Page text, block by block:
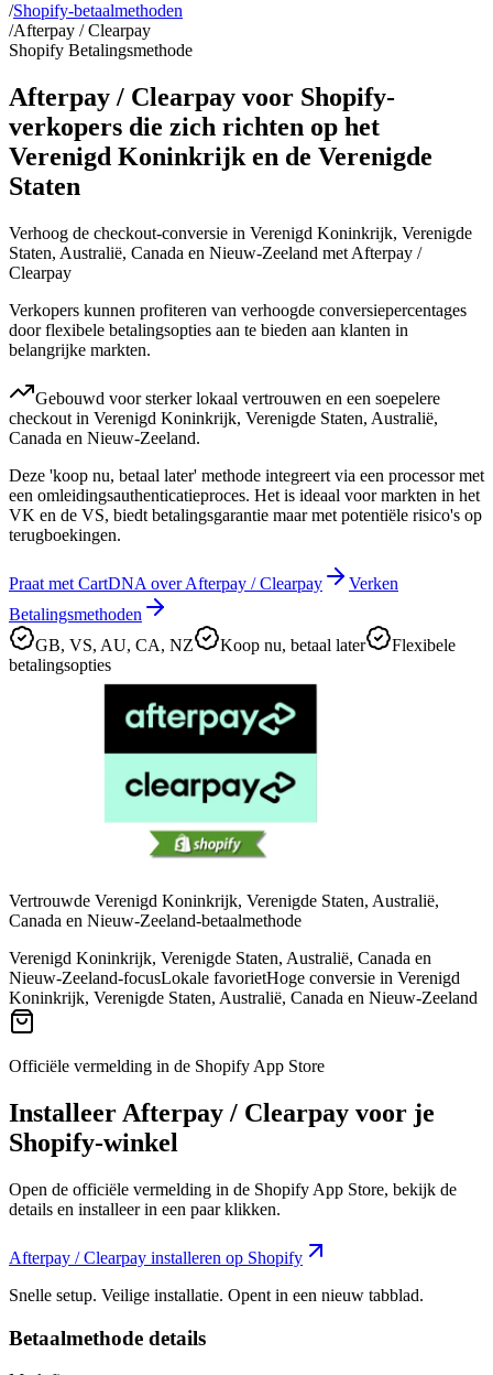
/Shopify-betaalmethoden
/Afterpay / Clearpay
Shopify Betalingsmethode
Afterpay / Clearpay voor Shopify-
verkopers die zich richten op het
Verenigd Koninkrijk en de Verenigde
Staten
Verhoog de checkout-conversie in Verenigd Koninkrijk, Verenigde
Staten, Australië, Canada en Nieuw-Zeeland met Afterpay /
Clearpay
Verkopers kunnen profiteren van verhoogde conversiepercentages
door flexibele betalingsopties aan te bieden aan klanten in
belangrijke markten.
Gebouwd voor sterker lokaal vertrouwen en een soepelere
checkout in Verenigd Koninkrijk, Verenigde Staten, Australië,
Canada en Nieuw-Zeeland.
Deze 'koop nu, betaal later' methode integreert via een processor met
een omleidingsauthenticatieproces. Het is ideaal voor markten in het
VK en de VS, biedt betalingsgarantie maar met potentiële risico's op
terugboekingen.
Praat met CartDNA over Afterpay / Clearpay
Verken
Betalingsmethoden
GB, VS, AU, CA, NZ
Koop nu, betaal later
Flexibele
betalingsopties
Vertrouwde Verenigd Koninkrijk, Verenigde Staten, Australië,
Canada en Nieuw-Zeeland-betaalmethode
Verenigd Koninkrijk, Verenigde Staten, Australië, Canada en
Nieuw-Zeeland-focusLokale favorietHoge conversie in Verenigd
Koninkrijk, Verenigde Staten, Australië, Canada en Nieuw-Zeeland
Officiële vermelding in de Shopify App Store
Installeer Afterpay / Clearpay voor je
Shopify-winkel
Open de officiële vermelding in de Shopify App Store, bekijk de
details en installeer in een paar klikken.
Afterpay / Clearpay installeren op Shopify
Snelle setup. Veilige installatie. Opent in een nieuw tabblad.
Betaalmethode details